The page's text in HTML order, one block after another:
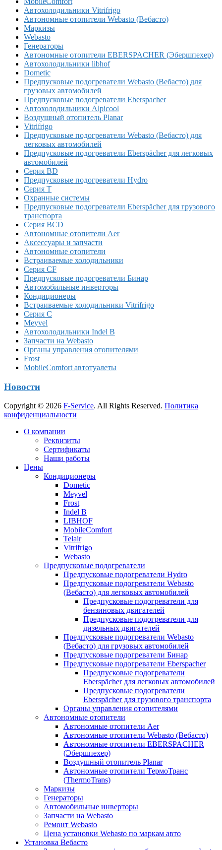
Автохолодильники Vitrifrigo
Автономные отопители Webasto (Вебасто)
Маркизы
Webasto
Генераторы
Автономные отопители EBERSPACHER (Эбершпехер)
Автохолодильники libhof
Dometic
Предпусковые подогреватели Webasto (Вебасто) для
грузовых автомобилей
Предпусковые подогреватели Eberspacher
Автохолодильники Alpicool
Воздушный отопитель Planar
Vitrifrigo
Предпусковые подогреватели Webasto (Вебасто) для
легковых автомобилей
Предпусковые подогреватели Eberspächer для легковых
автомобилей
Серия BD
Предпусковые подогреватели Hydro
Серия T
Охранные системы
Предпусковые подогреватели Eberspächer для грузового
транспорта
Серия BCD
Автономные отопители Аer
Аксессуары и запчасти
Автономные отопители
Встраиваемые холодильники
Серия CF
Предпусковые подогреватели Бинар
Автомобильные инверторы
Кондиционеры
Встраиваемые холодильники Vitrifrigo
Серия C
Meyvel
Автохолодильники Indel B
Запчасти на Webasto
Органы управления отопителями
Frost
MobileComfort автотуалеты
Новости
Copyright © 2026 F-Service. All Rights Reserved. Политика
конфиденциальности
вверх
О компании
Реквизиты
Сертификаты
Наши работы
Цены
Кондиционеры
Dometic
Meyvel
Frost
Indel B
LIBHOF
MobileComfort
Telair
Vitrifrigo
Webasto
Предпусковые подогреватели
Предпусковые подогреватели Hydro
Предпусковые подогреватели Webasto
(Вебасто) для легковых автомобилей
Предпусковые подогреватели для
бензиновых двигателей
Предпусковые подогреватели для
дизельных двигателей
Предпусковые подогреватели Webasto
(Вебасто) для грузовых автомобилей
Предпусковые подогреватели Бинар
Предпусковые подогреватели Eberspacher
Предпусковые подогреватели
Eberspächer для легковых автомобилей
Предпусковые подогреватели
Eberspächer для грузового транспорта
Органы управления отопителями
Автономные отопители
Автономные отопители Аer
Автономные отопители Webasto (Вебасто)
Автономные отопители EBERSPACHER
(Эбершпехер)
Воздушный отопитель Planar
Автономные отопители ТермоТранс
(ThermoTrans)
Маркизы
Генераторы
Автомобильные инверторы
Запчасти на Webasto
Ремонт Webasto
Цена установки Webasto по маркам авто
Установка Вебасто